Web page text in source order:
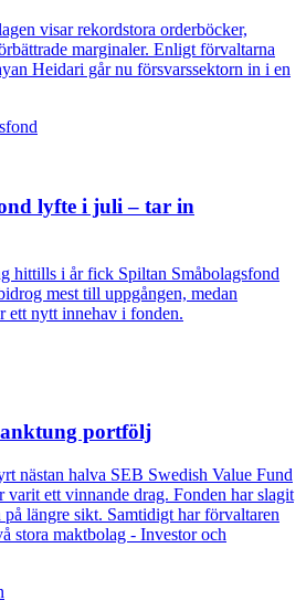
visar rekordstora orderböcker,
marginaler. Enligt förvaltarna
Heidari går nu försvarssektorn in i en
lyfte i juli – tar in
hittills i år fick Spiltan Småbolagsfond
mest till uppgången, medan
ett nytt innehav i fonden.
portfölj
nästan halva SEB Swedish Value Fund
varit ett vinnande drag. Fonden har slagit
längre sikt. Samtidigt har förvaltaren
stora maktbolag - Investor och